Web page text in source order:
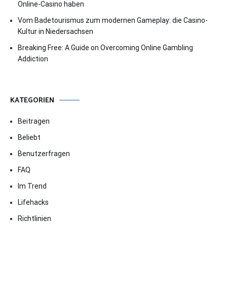
Online-Casino haben
Vom Badetourismus zum modernen Gameplay: die Casino-
Kultur in Niedersachsen
Breaking Free: A Guide on Overcoming Online Gambling
Addiction
KATEGORIEN
Beitragen
Beliebt
Benutzerfragen
FAQ
Im Trend
Lifehacks
Richtlinien